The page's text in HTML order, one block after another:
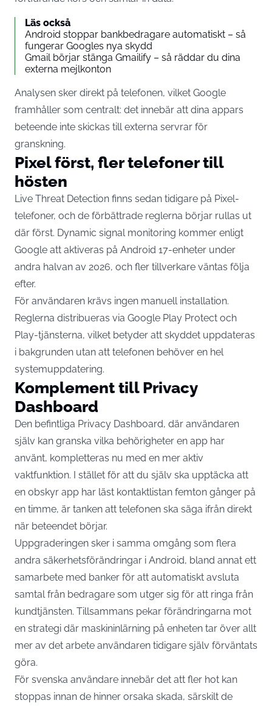
Läs också
Android stoppar bankbedragare automatiskt – så
fungerar Googles nya skydd
Gmail börjar stänga Gmailify – så räddar du dina
externa mejlkonton
Analysen sker direkt på telefonen, vilket Google
framhåller som centralt: det innebär att dina appars
beteende inte skickas till externa servrar för
granskning.
Pixel först, fler telefoner till
hösten
Live Threat Detection finns sedan tidigare på Pixel-
telefoner, och de förbättrade reglerna börjar rullas ut
där först. Dynamic signal monitoring kommer enligt
Google att aktiveras på Android 17-enheter under
andra halvan av 2026, och fler tillverkare väntas följa
efter.
För användaren krävs ingen manuell installation.
Reglerna distribueras via Google Play Protect och
Play-tjänsterna, vilket betyder att skyddet uppdateras
i bakgrunden utan att telefonen behöver en hel
systemuppdatering.
Komplement till Privacy
Dashboard
Den befintliga Privacy Dashboard, där användaren
själv kan granska vilka behörigheter en app har
använt, kompletteras nu med en mer aktiv
vaktfunktion. I stället för att du själv ska upptäcka att
en obskyr app har läst kontaktlistan femton gånger på
en timme, är tanken att telefonen ska säga ifrån direkt
när beteendet börjar.
Uppgraderingen sker i samma omgång som flera
andra säkerhetsförändringar i Android, bland annat ett
samarbete med banker för att automatiskt avsluta
samtal från bedragare som utger sig för att ringa från
kundtjänsten. Tillsammans pekar förändringarna mot
en strategi där maskininlärning på enheten tar över allt
mer av det arbete användaren tidigare själv förväntats
göra.
För svenska användare innebär det att fler hot kan
stoppas innan de hinner orsaka skada, särskilt de